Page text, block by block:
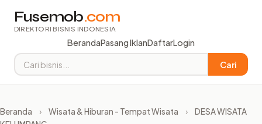
Fusemob.com
DIREKTORI BISNIS INDONESIA
BerandaPasang IklanDaftarLogin
Cari
Beranda › Wisata & Hiburan - Tempat Wisata ›
DESA WISATA